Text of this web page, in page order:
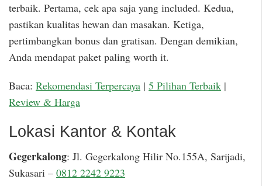
terbaik. Pertama, cek apa saja yang included. Kedua,
pastikan kualitas hewan dan masakan. Ketiga,
pertimbangkan bonus dan gratisan. Dengan demikian,
Anda mendapat paket paling worth it.
Baca: Rekomendasi Terpercaya | 5 Pilihan Terbaik |
Review & Harga
Lokasi Kantor & Kontak
Gegerkalong: Jl. Gegerkalong Hilir No.155A, Sarijadi,
Sukasari – 0812 2242 9223